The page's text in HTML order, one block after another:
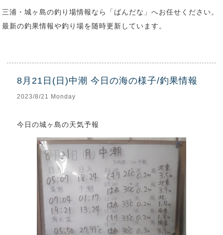
三浦・城ヶ島の釣り場情報なら「ばんだな」へお任せください。
最新の釣果情報や釣り場を随時更新しています。
8月21日(日)中潮 今日の海の様子/釣果情報
2023/8/21 Monday
今日の城ヶ島の天気予報